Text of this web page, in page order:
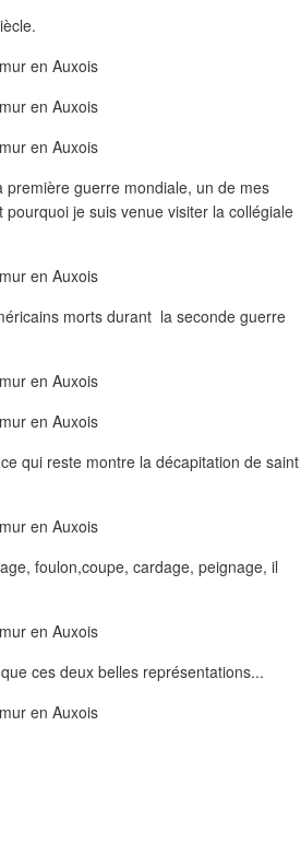
guerre mondiale, un de mes
je suis venue visiter la collégiale
morts durant la seconde guerre
qui reste montre la décapitation de saint
foulon,coupe, cardage, peignage, il
ces deux belles représentations...